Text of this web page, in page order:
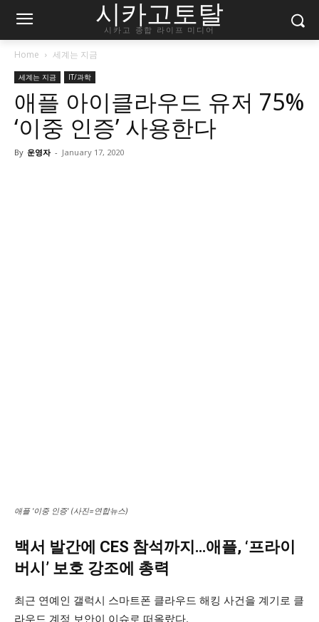
시카고토탈
시카고 종합 라이프 미디어
Home 세계는 지금
세계는 지금 IT/과학
애플 아이클라우드 유저 75%
‘이중 인증’ 사용한다
By 운영자 - January 17, 2020
애플 '이중 인증' (사진=연합뉴스)
백서 발간에 CES 참석까지…애플, ‘프라이
버시’ 보호 강조에 총력
최근 연예인 갤럭시 스마트폰 클라우드 해킹 사건을 계기로 클
라우드 계정 보안이 이슈로 떠올랐다.